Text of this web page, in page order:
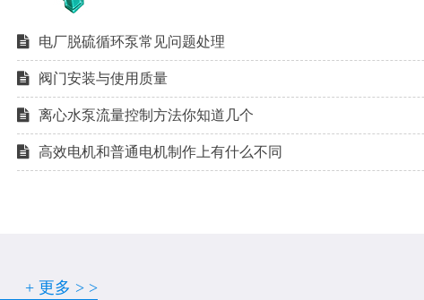
电厂脱硫循环泵常见问题处理
阀门安装与使用质量
离心水泵流量控制方法你知道几个
高效电机和普通电机制作上有什么不同
+ 更多 > >
2024-01-18